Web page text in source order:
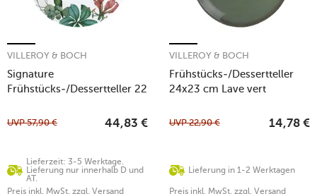
Signature
Frühstücks-/Dessertteller 22
VILLEROY & BOCH
Lieferzeit: 3-5 Werktage.
Lieferung nur innerhalb D und
AT.
UVP57,90 € 44,83 €
Preis inkl. MwSt. zzgl. Versand
Frühstücks-/Dessertteller
24x23 cm Lave vert
VILLEROY & BOCH
Lieferung in 1-2 Werktagen
UVP22,90 € 14,78 €
Preis inkl. MwSt. zzgl. Versand